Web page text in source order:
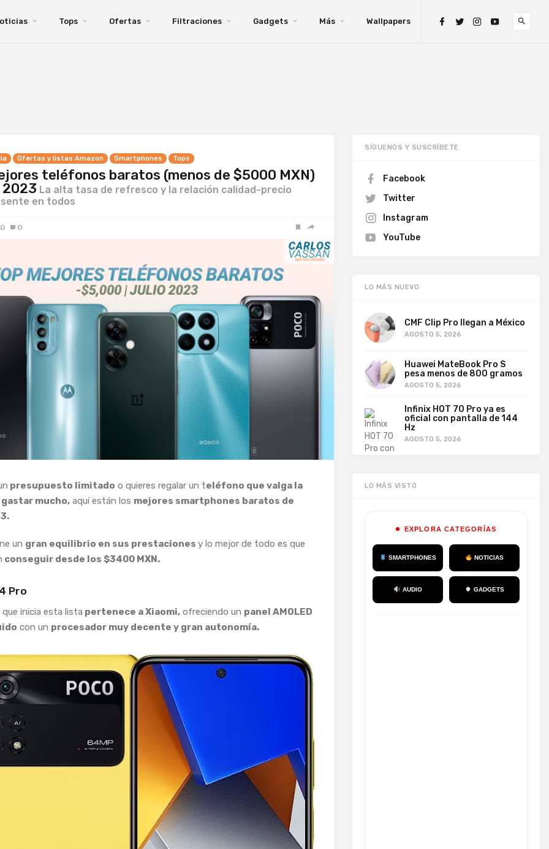
Tops Ofertas Filtraciones Gadgets Más Wallpapers
Ofertas y listas Amazon Smartphones Tops
teléfonos baratos (menos de $5000 MXN)
La alta tasa de refresco y la relación calidad-precio
en todos
0
presupuesto limitado o quieres regalar un teléfono que valga la
mucho, aquí están los mejores smartphones baratos de
un gran equilibrio en sus prestaciones y lo mejor de todo es que
conseguir desde los $3400 MXN.
Pro
que inicia esta lista pertenece a Xiaomi, ofreciendo un panel AMOLED
con un procesador muy decente y gran autonomía.
SÍGUENOS Y SUSCRÍBETE
Facebook
Twitter
Instagram
YouTube
LO MÁS NUEVO
CMF Clip Pro llegan a México
AGOSTO 5, 2026
Huawei MateBook Pro S
pesa menos de 800 gramos
AGOSTO 5, 2026
Infinix HOT 70 Pro ya es
oficial con pantalla de 144
Hz
AGOSTO 5, 2026
LO MÁS VISTO
EXPLORA CATEGORÍAS
SMARTPHONES NOTICIAS
AUDIO GADGETS